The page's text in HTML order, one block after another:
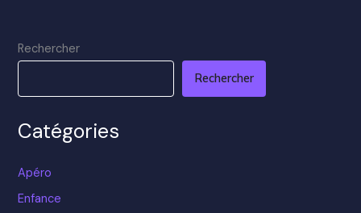
Rechercher
Rechercher
Catégories
Apéro
Enfance